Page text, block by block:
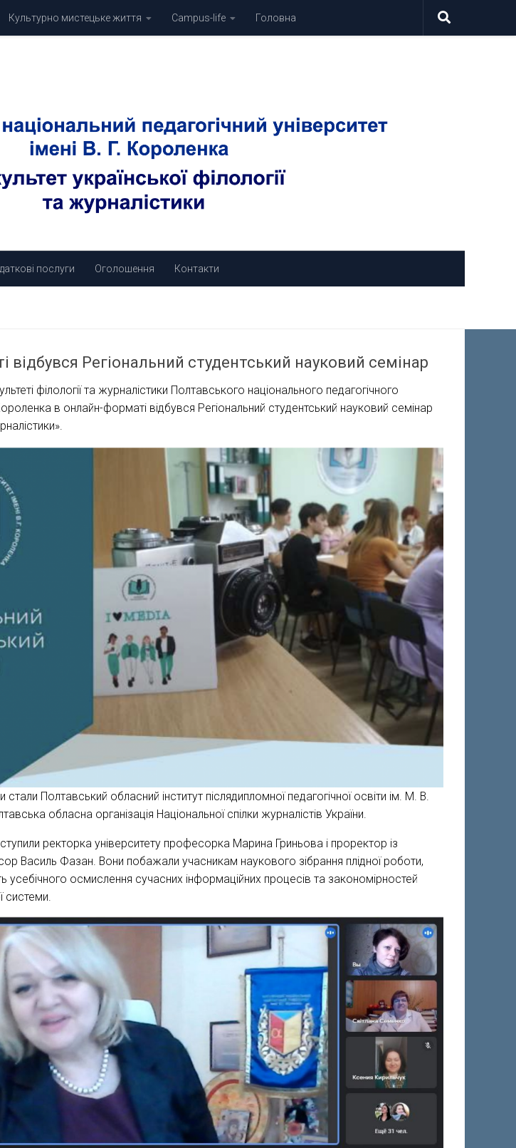
Культурно мистецьке життя Campus-life Головна
послуги Оголошення Контакти
відбувся Регіональний студентський науковий семінар
філології та журналістики Полтавського національного педагогічного
в онлайн-форматі відбувся Регіональний студентський науковий семінар
стали Полтавський обласний інститут післядипломної педагогічної освіти ім. М. В.
обласна організація Національної спілки журналістів України.
ректорка університету професорка Марина Гриньова і проректор із
Василь Фазан. Вони побажали учасникам наукового зібрання плідної роботи,
усебічного осмислення сучасних інформаційних процесів та закономірностей
системи.